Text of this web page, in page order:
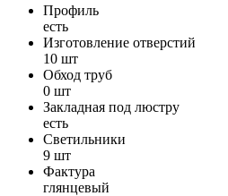
Профиль
есть
Изготовление отверстий
10 шт
Обход труб
0 шт
Закладная под люстру
есть
Светильники
9 шт
Фактура
глянцевый